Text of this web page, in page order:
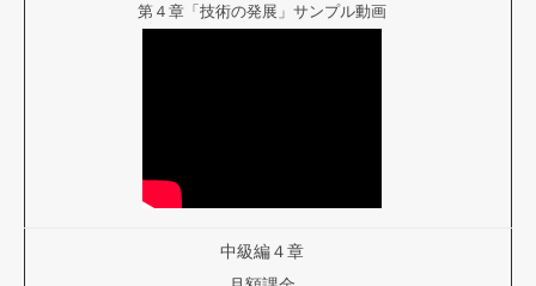
第４章「技術の発展」サンプル動画
中級編４章